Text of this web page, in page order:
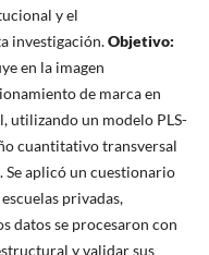
y el
investigación.Objetivo:
en la imagen
de marca en
utilizando un modelo PLS-
cuantitativo transversal
aplicó un cuestionario
privadas,
datos se procesaron con
y validar sus